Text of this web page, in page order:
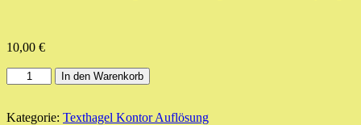
10,00 €
Kleiner
Damenfächer
den
In den Warenkorb
Kategorie: Texthagel Kontor Auflösung